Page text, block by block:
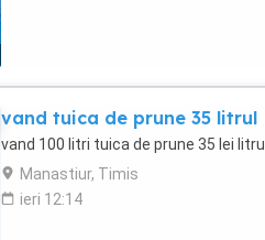
vand tuica de prune 35 litrul
vand 100 litri tuica de prune 35 lei litrul
Manastiur, Timis
ieri 12:14